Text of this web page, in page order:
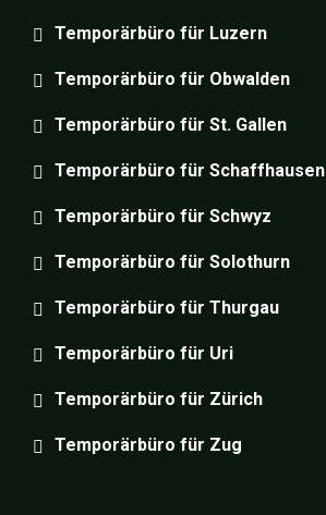
Temporärbüro für Luzern
Temporärbüro für Obwalden
Temporärbüro für St. Gallen
Temporärbüro für Schaffhausen
Temporärbüro für Schwyz
Temporärbüro für Solothurn
Temporärbüro für Thurgau
Temporärbüro für Uri
Temporärbüro für Zürich
Temporärbüro für Zug